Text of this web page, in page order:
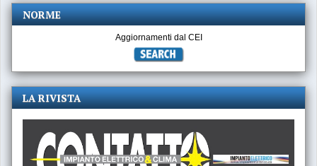
NORME
Aggiornamenti dal CEI
LA RIVISTA